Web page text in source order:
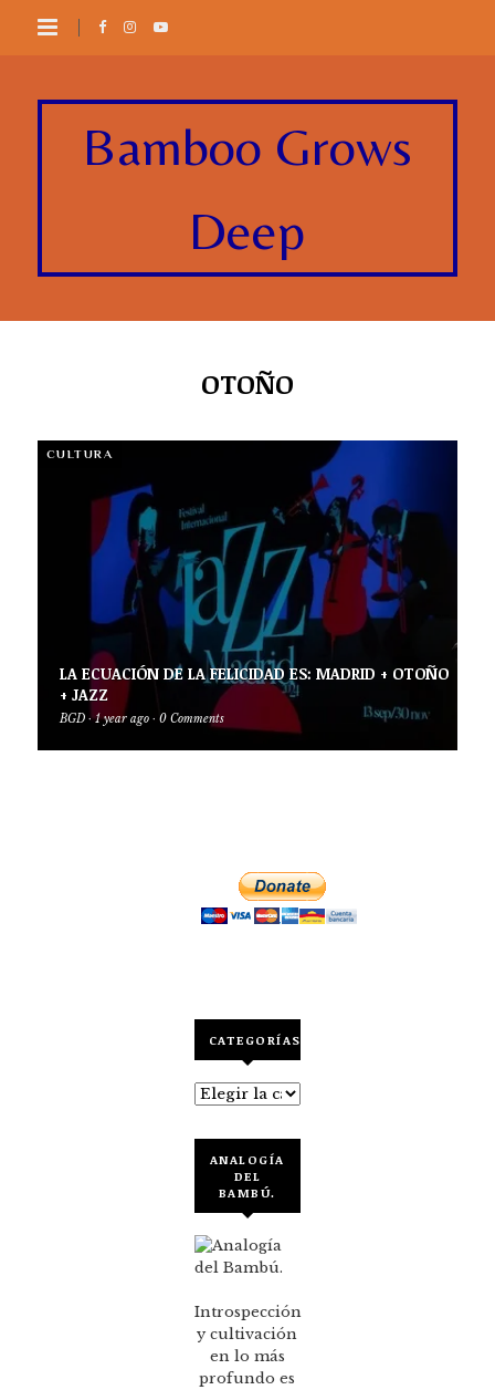
Bamboo Grows
Deep
OTOÑO
CULTURA
LA ECUACIÓN DE LA FELICIDAD ES: MADRID + OTOÑO
+ JAZZ
BGD · 1 year ago · 0 Comments
CATEGORÍAS
Categorías
ANALOGÍA
DEL
BAMBÚ.
Introspección
y cultivación
en lo más
profundo es